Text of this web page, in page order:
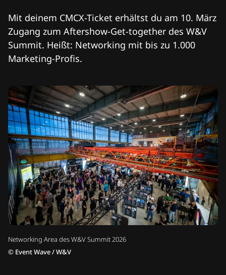
Networking Area des W&V Summit 2026
© Event Wave / W&V
Mit deinem CMCX-Ticket erhältst du am 10. März
Zugang zum Aftershow-Get-together des W&V
Summit. Heißt: Networking mit bis zu 1.000
Marketing-Profis.